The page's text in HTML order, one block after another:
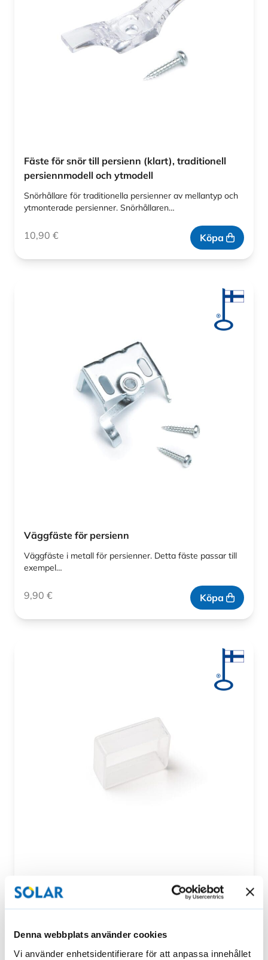
Denna webbplats använder cookies
Vi använder enhetsidentifierare för att anpassa innehållet
Fäste för snör till persienn (klart), traditionell
persiennmodell och ytmodell
Snörhållare för traditionella persienner av mellantyp och
ytmonterade persienner. Snörhållaren…
10,90 € Köpa
Väggfäste för persienn
Väggfäste i metall för persienner. Detta fäste passar till
exempel…
9,90 € Köpa
Ändplugg till persiennens övre kåpa
7,90€ Köpa